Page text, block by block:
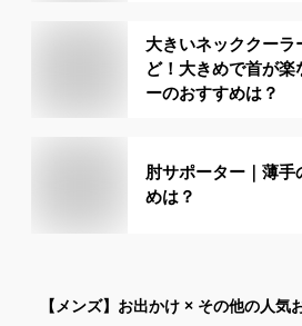
大きいネッククー
ど！大きめで首が楽
ーのおすすめは？
肘サポーター｜薄手
めは？
【メンズ】 お出かけ × その他の人気